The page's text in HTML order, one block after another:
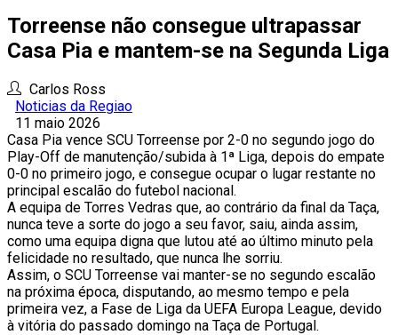
Torreense não consegue ultrapassar
Casa Pia e mantem-se na Segunda Liga
Carlos Ross
Noticias da Regiao
11 maio 2026
Casa Pia vence SCU Torreense por 2-0 no segundo jogo do
Play-Off de manutenção/subida à 1ª Liga, depois do empate
0-0 no primeiro jogo, e consegue ocupar o lugar restante no
principal escalão do futebol nacional.
A equipa de Torres Vedras que, ao contrário da final da Taça,
nunca teve a sorte do jogo a seu favor, saiu, ainda assim,
como uma equipa digna que lutou até ao último minuto pela
felicidade no resultado, que nunca lhe sorriu.
Assim, o SCU Torreense vai manter-se no segundo escalão
na próxima época, disputando, ao mesmo tempo e pela
primeira vez, a Fase de Liga da UEFA Europa League, devido
à vitória do passado domingo na Taça de Portugal.